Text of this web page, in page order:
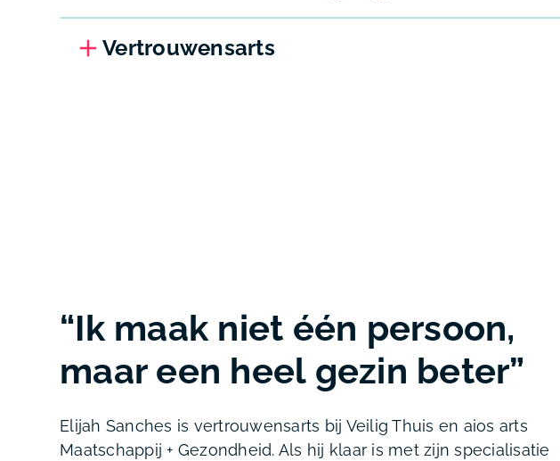
Vertrouwensarts
“Ik maak niet één persoon,
maar een heel gezin beter”
Elijah Sanches is vertrouwensarts bij Veilig Thuis en aios arts
Maatschappij + Gezondheid. Als hij klaar is met zijn specialisatie